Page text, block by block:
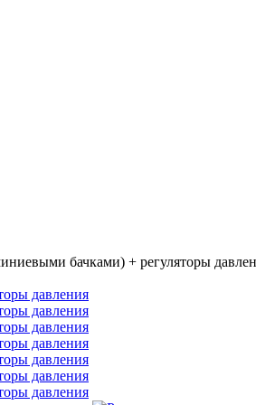
бачками) + регуляторы